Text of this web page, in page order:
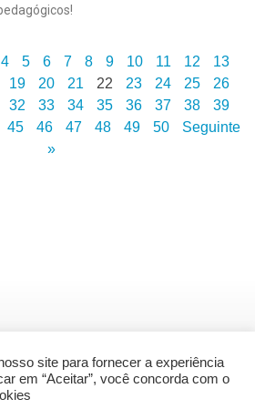
4 5 6 7 8 9 10 11 12
13
19 20 21 22 23 24 25
26
32 33 34 35 36 37 38
39
45 46 47 48 49 50
Seguinte
»
site para fornecer a experiência
em “Aceitar”, você concorda com o